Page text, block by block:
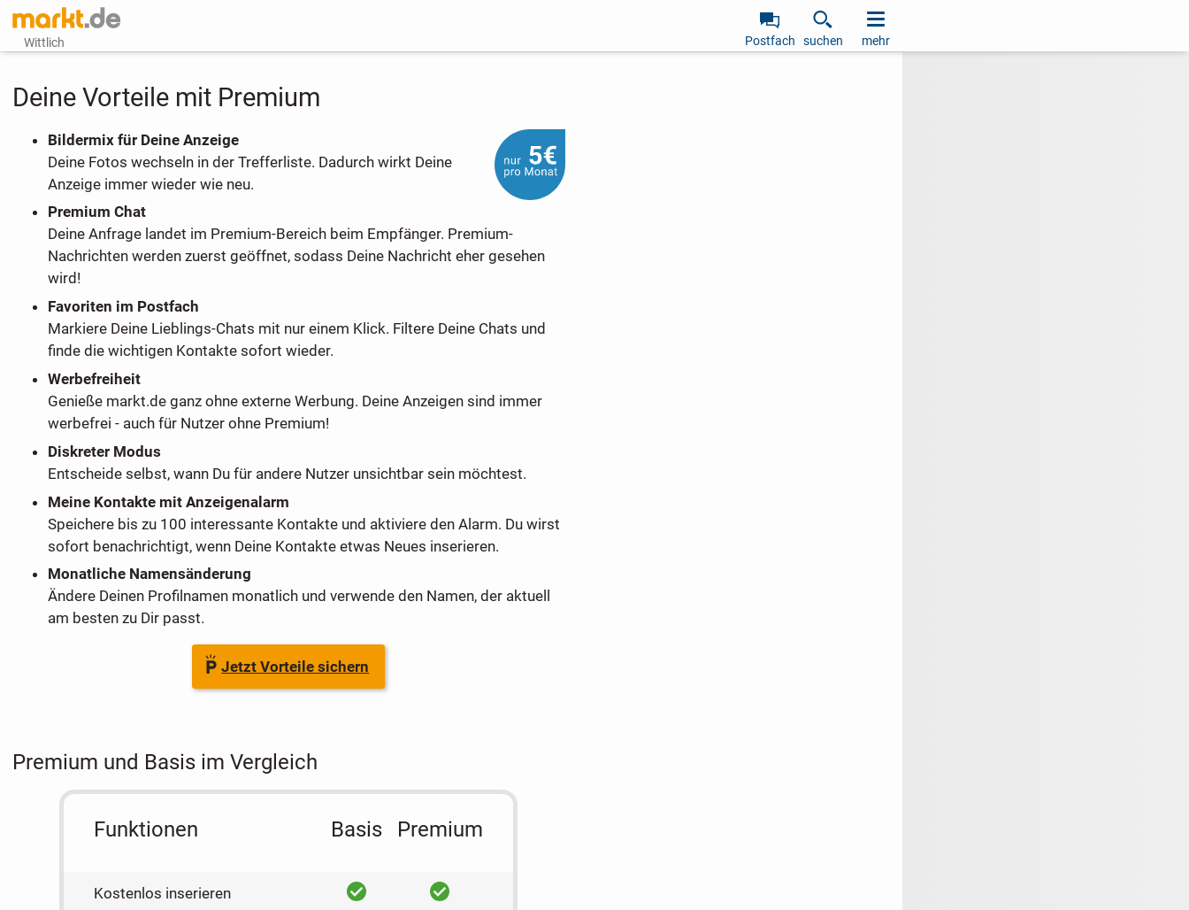
Wittlich Postfach suchen mehr
Deine Vorteile mit Premium
Bildermix für Deine Anzeige
Deine Fotos wechseln in der Trefferliste. Dadurch wirkt Deine
Anzeige immer wieder wie neu.
Premium Chat
Deine Anfrage landet im Premium-Bereich beim Empfänger. Premium-
Nachrichten werden zuerst geöffnet, sodass Deine Nachricht eher gesehen
wird!
Favoriten im Postfach
Markiere Deine Lieblings-Chats mit nur einem Klick. Filtere Deine Chats und
finde die wichtigen Kontakte sofort wieder.
Werbefreiheit
Genieße markt.de ganz ohne externe Werbung. Deine Anzeigen sind immer
werbefrei - auch für Nutzer ohne Premium!
Diskreter Modus
Entscheide selbst, wann Du für andere Nutzer unsichtbar sein möchtest.
Meine Kontakte mit Anzeigenalarm
Speichere bis zu 100 interessante Kontakte und aktiviere den Alarm. Du wirst
sofort benachrichtigt, wenn Deine Kontakte etwas Neues inserieren.
Monatliche Namensänderung
Ändere Deinen Profilnamen monatlich und verwende den Namen, der aktuell
am besten zu Dir passt.
Jetzt Vorteile sichern
Premium und Basis im Vergleich
Funktionen Basis Premium
Kostenlos inserieren ja ja